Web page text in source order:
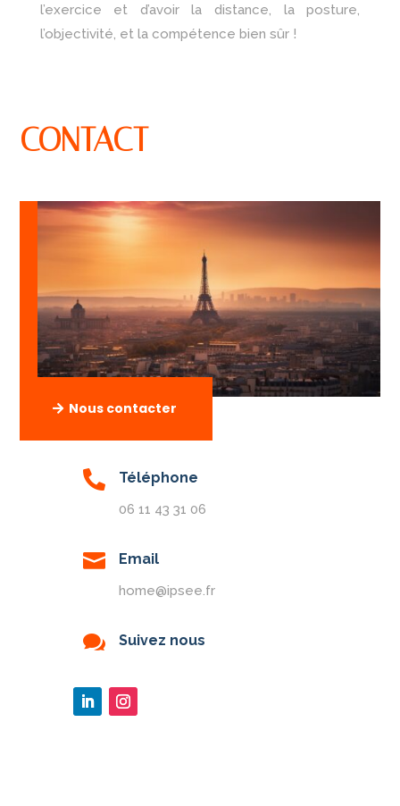
l’exercice et d’avoir la distance, la posture,
l’objectivité, et la compétence bien sûr !
CONTACT
Nous contacter
 Téléphone
06 11 43 31 06
 Email
home@ipsee.fr
 Suivez nous